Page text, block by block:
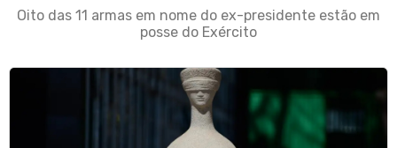
Oito das 11 armas em nome do ex-presidente estão em
posse do Exército